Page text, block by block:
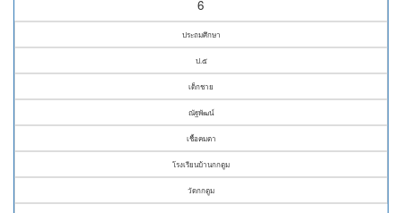
6
ประถมศึกษา
ป.๕
เด็กชาย
ณัฐพัฒน์
เชื้อคมตา
โรงเรียนบ้านกกตูม
วัดกกตูม